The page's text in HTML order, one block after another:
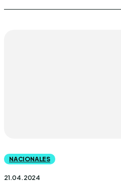
NACIONALES
21.04.2024